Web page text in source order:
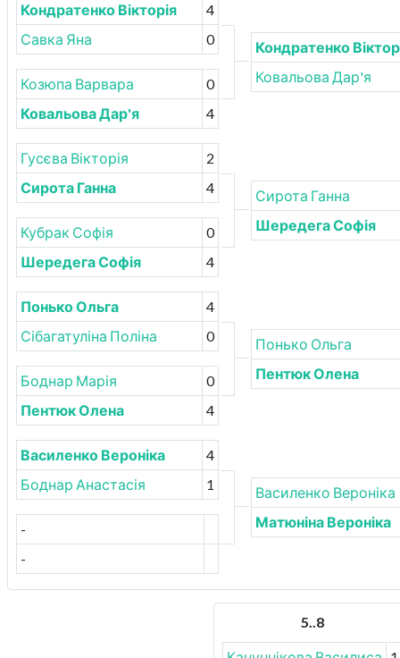
Кондратенко Вікторія
4
Савка Яна
0
Козюпа Варвара
0
Ковальова Дар'я
4
Гусєва Вікторія
2
Сирота Ганна
4
Кубрак Софія
0
Шередега Софія
4
Понько Ольга
4
Сібагатуліна Поліна
0
Боднар Марія
0
Пентюк Олена
4
Василенко Вероніка
4
Боднар Анастасія
1
-
-
Кондратенко
Ковальова Дар'я
Сирота Ганна
Шередега Софія
Понько Ольга
Пентюк Олена
Василенко Вероніка
Матюніна Вероніка
5..8